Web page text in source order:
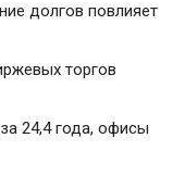
долгов повлияет
торгов
24,4 года, офисы